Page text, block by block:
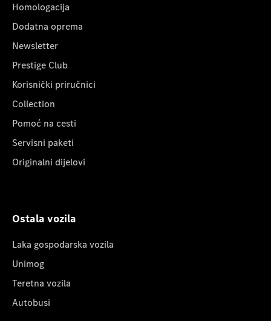
Homologacija
Dodatna oprema
Newsletter
Prestige Club
Korisnički priručnici
Collection
Pomoć na cesti
Servisni paketi
Originalni dijelovi
Ostala vozila
Laka gospodarska vozila
Unimog
Teretna vozila
Autobusi